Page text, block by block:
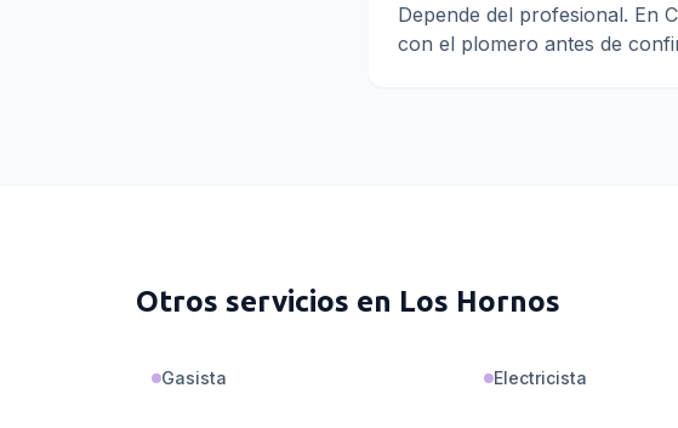
Depende del profesional. En
con el plomero antes de
Otros servicios en Los Hornos
Gasista Electricista